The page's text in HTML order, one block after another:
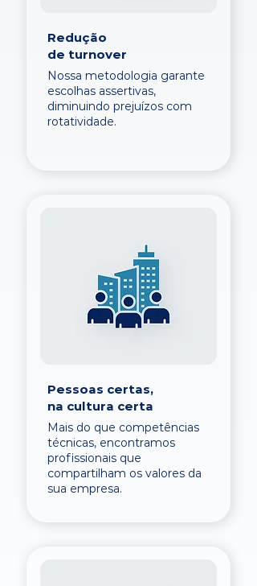
Redução
de turnover
Nossa metodologia garante
escolhas assertivas,
diminuindo prejuízos com
rotatividade.
Pessoas certas,
na cultura certa
Mais do que competências
técnicas, encontramos
profissionais que
compartilham os valores da
sua empresa.